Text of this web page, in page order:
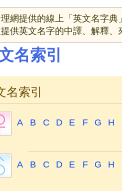
網提供的線上「英文名字典
供英文名字的中譯、解釋、
名索引
名索引
A B C D E F G H
A B C D E F G H